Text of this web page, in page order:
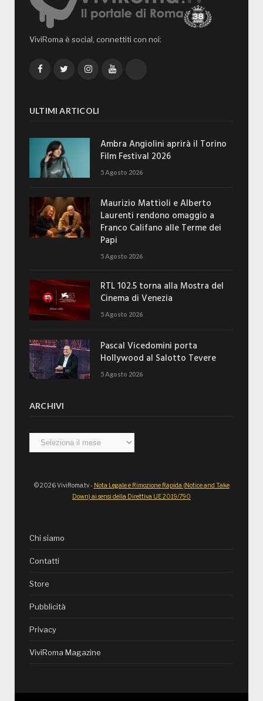
ViviRoma è social, connettiti con noi:
FacebookTwitterInstagramYouTube
ULTIMI ARTICOLI
Ambra Angiolini aprirà il Torino
Film Festival 2026
5 Agosto 2026
Maurizio Mattioli e Alberto
Laurenti rendono omaggio a
Franco Califano alle Terme dei
Papi
5 Agosto 2026
RTL 102.5 torna alla Mostra del
Cinema di Venezia
5 Agosto 2026
Pascal Vicedomini porta
Hollywood al Salotto Tevere
5 Agosto 2026
ARCHIVI
Archivi
© 2026 ViviRoma.tv - Nota Legale e Rimozione Rapida (Notice and Take
Down) ai sensi della Direttiva UE 2019/790
Chi siamo
Contatti
Store
Pubblicità
Privacy
ViviRoma Magazine